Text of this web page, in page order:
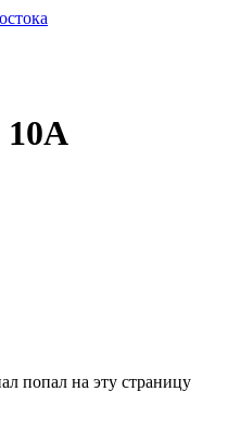
10А
попал на эту страницу